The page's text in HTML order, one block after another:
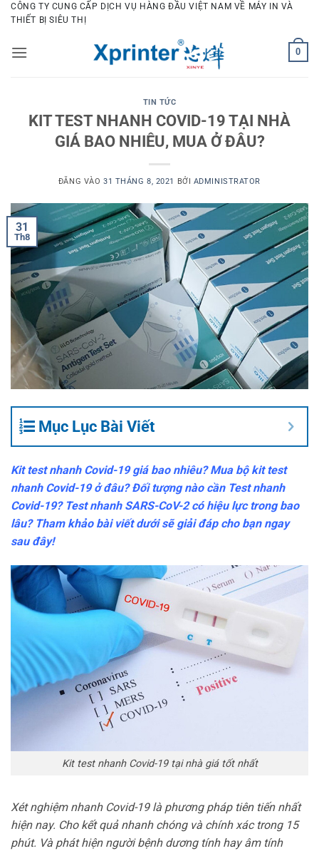
Bỏ
qua
dung
CÔNG TY CUNG CẤP DỊCH VỤ HÀNG ĐẦU VIỆT NAM VỀ MÁY IN VÀ
THIẾT BỊ SIÊU THỊ
0
TIN TỨC
KIT TEST NHANH COVID-19 TẠI NHÀ
GIÁ BAO NHIÊU, MUA Ở ĐÂU?
ĐĂNG VÀO 31 THÁNG 8, 2021 BỞI ADMINISTRATOR
31
Th8
Mục Lục Bài Viết
Kit test nhanh Covid-19 giá bao nhiêu? Mua bộ kit test
nhanh Covid-19 ở đâu? Đối tượng nào cần Test nhanh
Covid-19? Test nhanh SARS-CoV-2 có hiệu lực trong bao
lâu? Tham khảo bài viết dưới sẽ giải đáp cho bạn ngay
sau đây!
Kit test nhanh Covid-19 tại nhà giá tốt nhất
Xét nghiệm nhanh Covid-19 là phương pháp tiên tiến nhất
hiện nay. Cho kết quả nhanh chóng và chính xác trong 15
phút. Và phát hiện người bệnh dương tính hay âm tính